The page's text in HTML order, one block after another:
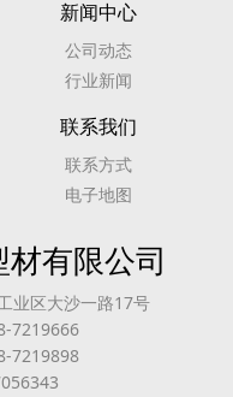
新闻中心
公司动态
行业新闻
联系我们
联系方式
电子地图
有限公司
业区大沙一路17号
7219666
7219898